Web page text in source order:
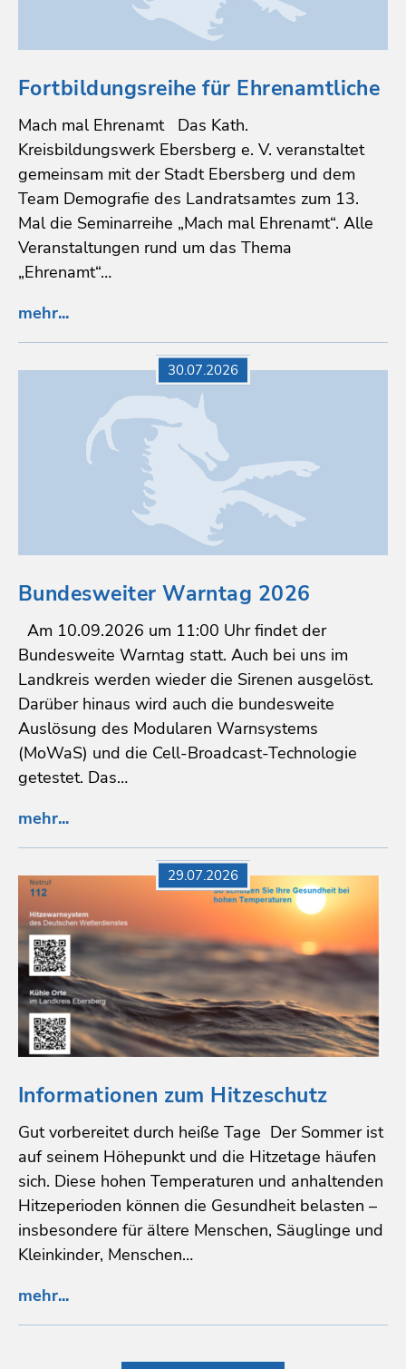
Fortbildungsreihe für Ehrenamtliche
Mach mal Ehrenamt Das Kath.
Kreisbildungswerk Ebersberg e. V. veranstaltet
gemeinsam mit der Stadt Ebersberg und dem
Team Demografie des Landratsamtes zum 13.
Mal die Seminarreihe „Mach mal Ehrenamt“. Alle
Veranstaltungen rund um das Thema
„Ehrenamt“…
mehr...
Bundesweiter Warntag 2026
Am 10.09.2026 um 11:00 Uhr findet der
Bundesweite Warntag statt. Auch bei uns im
Landkreis werden wieder die Sirenen ausgelöst.
Darüber hinaus wird auch die bundesweite
Auslösung des Modularen Warnsystems
(MoWaS) und die Cell-Broadcast-Technologie
getestet. Das…
mehr...
30.07.2026
Informationen zum Hitzeschutz
Gut vorbereitet durch heiße Tage Der Sommer ist
auf seinem Höhepunkt und die Hitzetage häufen
sich. Diese hohen Temperaturen und anhaltenden
Hitzeperioden können die Gesundheit belasten –
insbesondere für ältere Menschen, Säuglinge und
Kleinkinder, Menschen…
mehr...
29.07.2026